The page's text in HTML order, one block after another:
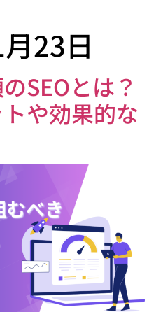
23日
SEOとは？
や効果的な